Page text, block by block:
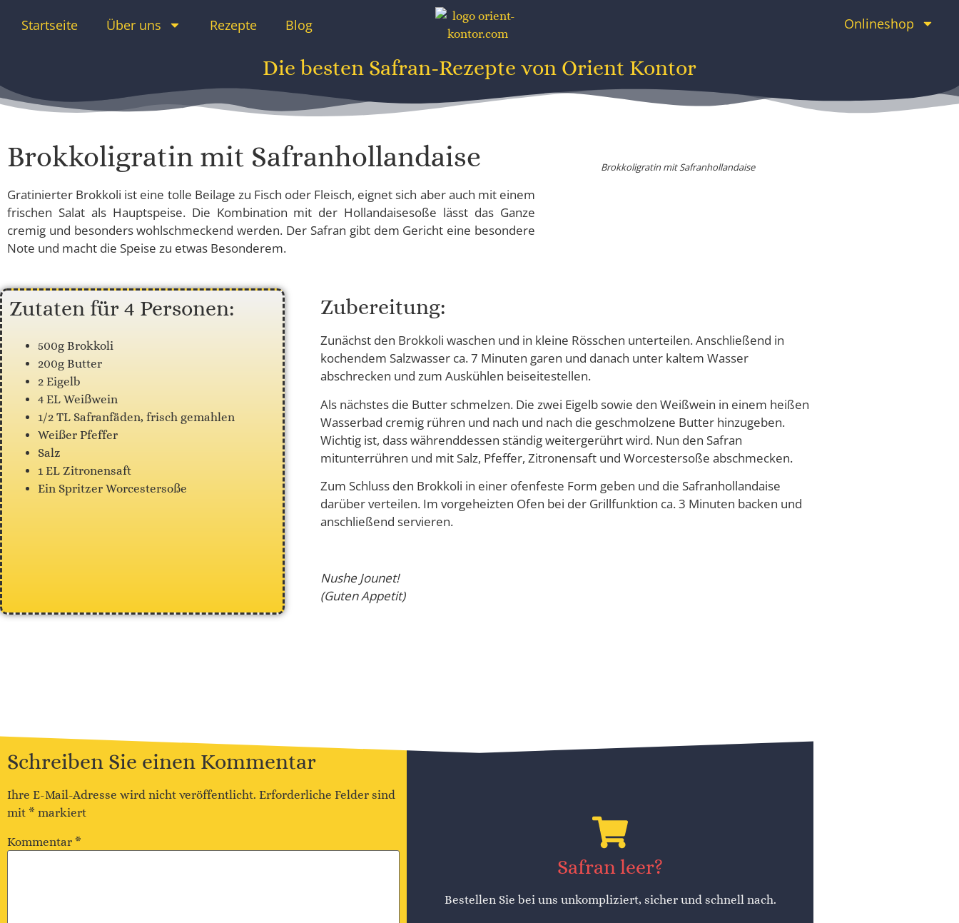
Startseite Über uns Rezepte Blog Onlineshop
Die besten Safran-Rezepte von Orient Kontor
Brokkoligratin mit Safranhollandaise
Gratinierter Brokkoli ist eine tolle Beilage zu Fisch oder Fleisch, eignet sich aber auch mit einem
frischen Salat als Hauptspeise. Die Kombination mit der Hollandaisesoße lässt das Ganze
cremig und besonders wohlschmeckend werden. Der Safran gibt dem Gericht eine besondere
Note und macht die Speise zu etwas Besonderem.
Brokkoligratin mit Safranhollandaise
Zutaten für 4 Personen:
500g Brokkoli
200g Butter
2 Eigelb
4 EL Weißwein
1/2 TL Safranfäden, frisch gemahlen
Weißer Pfeffer
Salz
1 EL Zitronensaft
Ein Spritzer Worcestersoße
Zubereitung:
Zunächst den Brokkoli waschen und in kleine Rösschen unterteilen. Anschließend in
kochendem Salzwasser ca. 7 Minuten garen und danach unter kaltem Wasser
abschrecken und zum Auskühlen beiseitestellen.
Als nächstes die Butter schmelzen. Die zwei Eigelb sowie den Weißwein in einem heißen
Wasserbad cremig rühren und nach und nach die geschmolzene Butter hinzugeben.
Wichtig ist, dass währenddessen ständig weitergerührt wird. Nun den Safran
mitunterrühren und mit Salz, Pfeffer, Zitronensaft und Worcestersoße abschmecken.
Zum Schluss den Brokkoli in einer ofenfeste Form geben und die Safranhollandaise
darüber verteilen. Im vorgeheizten Ofen bei der Grillfunktion ca. 3 Minuten backen und
anschließend servieren.
Nushe Jounet!
(Guten Appetit)
Schreiben Sie einen Kommentar
Ihre E-Mail-Adresse wird nicht veröffentlicht. Erforderliche Felder sind
mit * markiert
Kommentar *
Safran leer?
Bestellen Sie bei uns unkompliziert, sicher und schnell nach.